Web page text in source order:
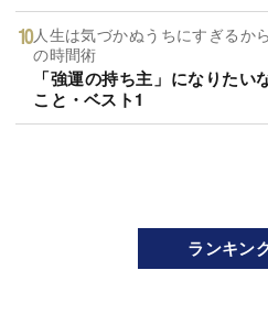
人生は気づかぬうちにすぎるか
の時間術
「強運の持ち主」になりた
こと・ベスト1
ランキン